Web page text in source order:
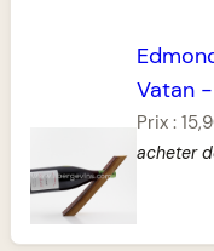
Vatan-
Prix :
acheter